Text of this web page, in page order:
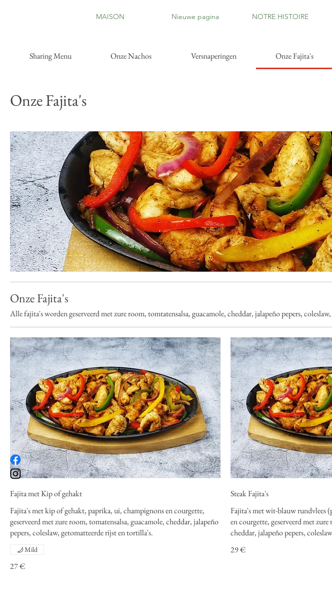
MAISON Nieuwe pagina NOTRE HISTOIRE
Sharing Menu Onze Nachos Versnaperingen Onze Fajita's
Onze Fajita's
Onze Fajita's
Alle fajita's worden geserveerd met zure room, tomtatensalsa, guacamole, cheddar, jalapeño pepers,
Fajita met Kip of gehakt
Fajita's met kip of gehakt, paprika, ui, champignons en courgette,
geserveerd met zure room, tomatensalsa, guacamole, cheddar, jalapeño
pepers, coleslaw, getomatteerde rijst en tortilla's.
27 €
Mild
Steak Fajita's
Fajita's met wit-blauw rundvlees
en courgette, geserveerd met
cheddar, jalapeño pepers,
29 €